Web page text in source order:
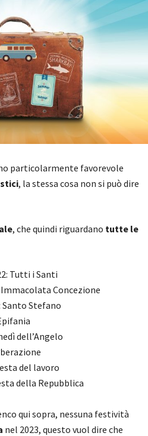
particolarmente favorevole
, la stessa cosa non si può dire
, che quindi riguardano tutte le
Tutti i Santi
Immacolata Concezione
Santo Stefano
dell’Angelo
del lavoro
della Repubblica
qui sopra, nessuna festività
nel 2023, questo vuol dire che